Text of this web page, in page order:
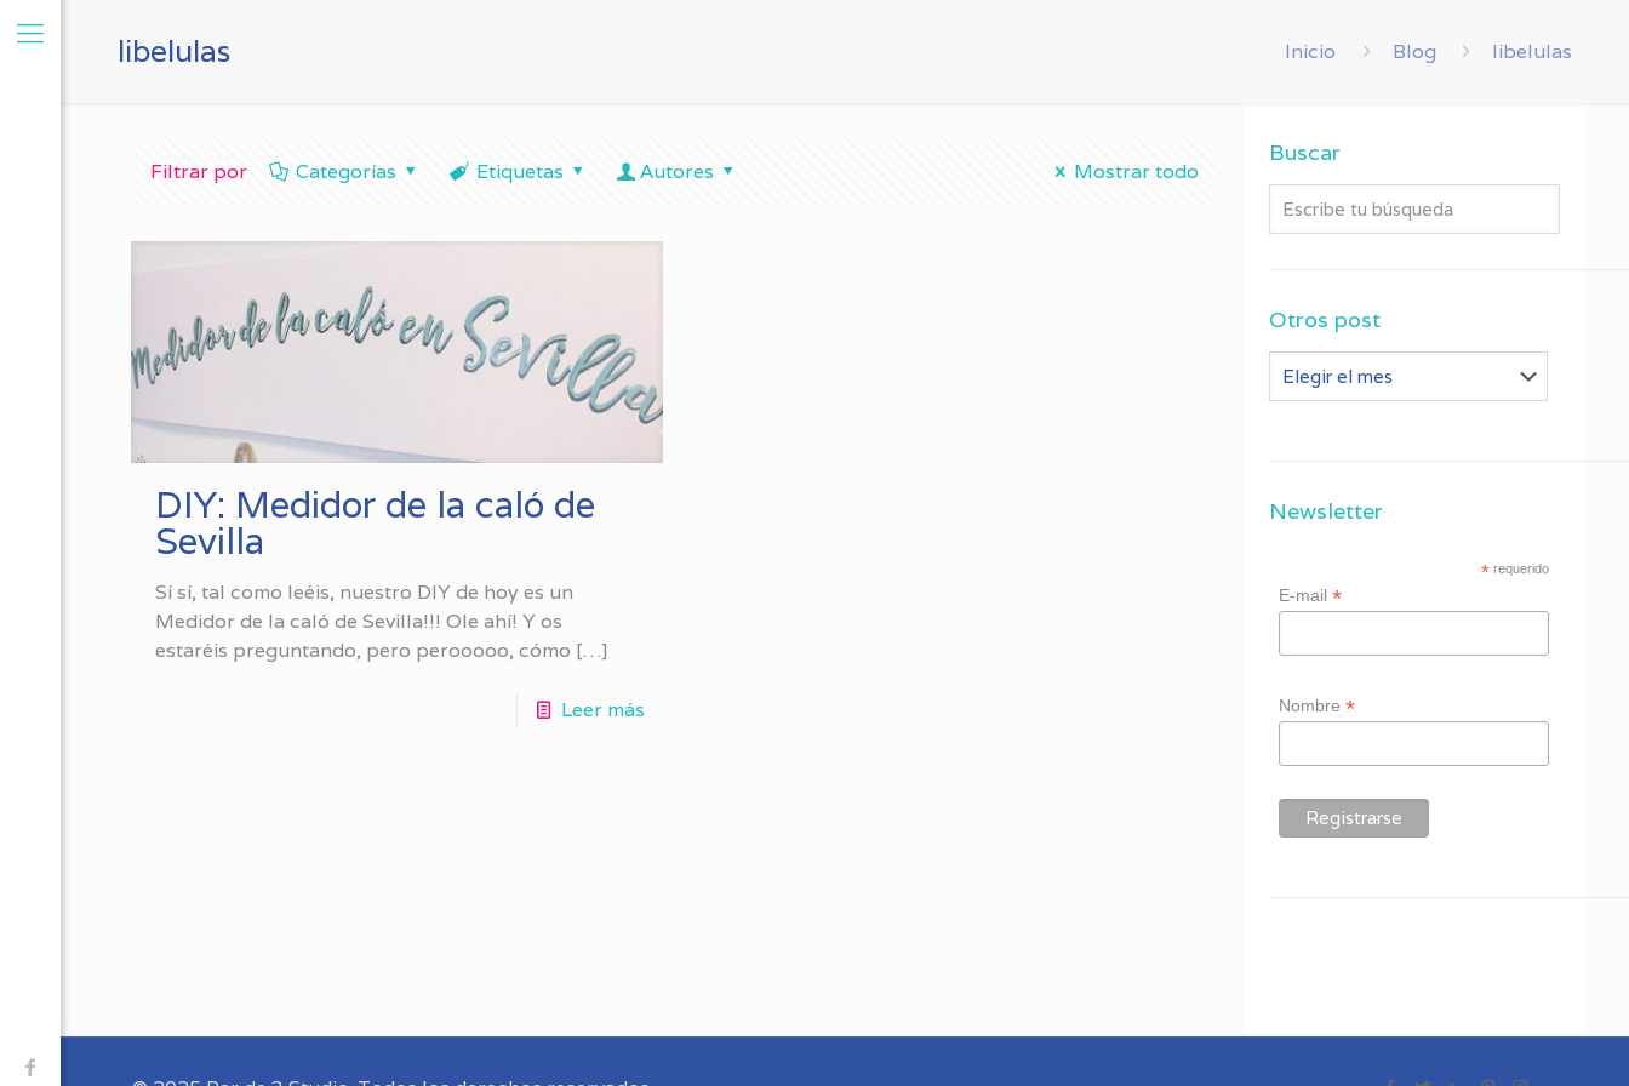
libelulas Inicio Blog libelulas
Filtrar por Categorías Etiquetas Autores Mostrar todo
DIY: Medidor de la caló de
Sevilla
Sí sí, tal como leéis, nuestro DIY de hoy es un
Medidor de la caló de Sevilla!!! Ole ahí! Y os
estaréis preguntando, pero perooooo, cómo […]
Leer más
Buscar
Otros post
Otros
Newsletter
*requerido
E-mail *
Nombre *